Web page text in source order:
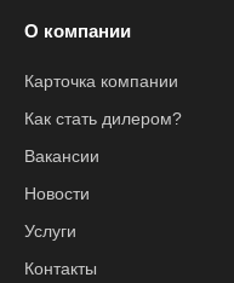
О компании
Карточка компании
Как стать дилером?
Вакансии
Новости
Услуги
Контакты